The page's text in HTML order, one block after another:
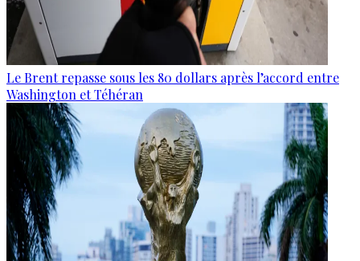
Le Brent repasse sous les 80 dollars après l’accord entre
Washington et Téhéran